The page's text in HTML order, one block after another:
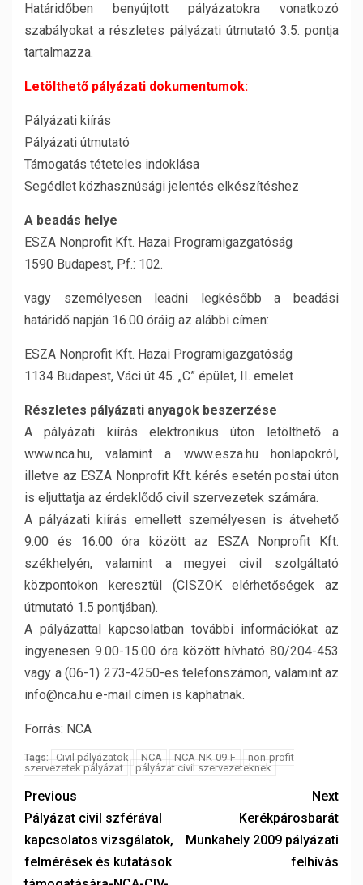
Határidőben benyújtott pályázatokra vonatkozó
szabályokat a részletes pályázati útmutató 3.5. pontja
tartalmazza.
Letölthető pályázati dokumentumok:
Pályázati kiírás
Pályázati útmutató
Támogatás téteteles indoklása
Segédlet közhasznúsági jelentés elkészítéshez
A beadás helye
ESZA Nonprofit Kft. Hazai Programigazgatóság
1590 Budapest, Pf.: 102.
vagy személyesen leadni legkésőbb a beadási
határidő napján 16.00 óráig az alábbi címen:
ESZA Nonprofit Kft. Hazai Programigazgatóság
1134 Budapest, Váci út 45. „C” épület, II. emelet
Részletes pályázati anyagok beszerzése
A pályázati kiírás elektronikus úton letölthető a
www.nca.hu, valamint a www.esza.hu honlapokról,
illetve az ESZA Nonprofit Kft. kérés esetén postai úton
is eljuttatja az érdeklődő civil szervezetek számára.
A pályázati kiírás emellett személyesen is átvehető
9.00 és 16.00 óra között az ESZA Nonprofit Kft.
székhelyén, valamint a megyei civil szolgáltató
központokon keresztül (CISZOK elérhetőségek az
útmutató 1.5 pontjában).
A pályázattal kapcsolatban további információkat az
ingyenesen 9.00-15.00 óra között hívható 80/204-453
vagy a (06-1) 273-4250-es telefonszámon, valamint az
info@nca.hu e-mail címen is kaphatnak.
Forrás: NCA
Tags: Civil pályázatok NCA NCA-NK-09-F
non-profit
szervezetek pályázat
pályázat civil szervezeteknek
Previous
Pályázat civil szférával
kapcsolatos vizsgálatok,
felmérések és kutatások
Next
Kerékpárosbarát
Munkahely 2009 pályázati
felhívás